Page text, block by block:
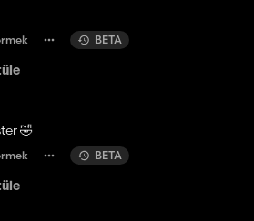
BETA
🤣
BETA